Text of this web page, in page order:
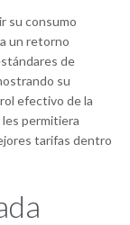
su consumo
un retorno
de
su
efectivo de la
permitiera
tarifas dentro